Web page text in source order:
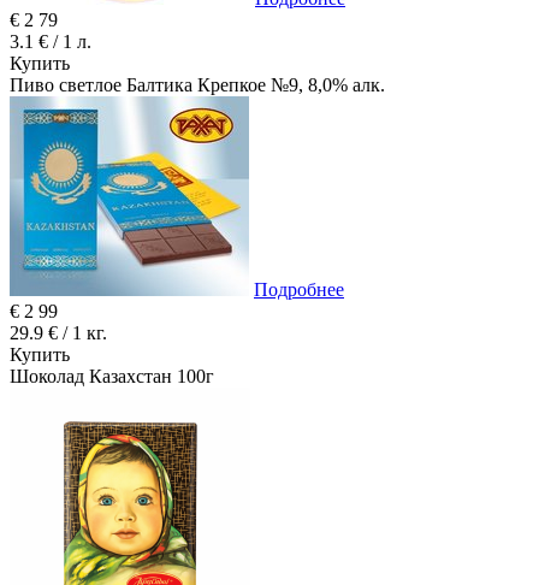
€ 2 79
3.1 € / 1 л.
Купить
Пиво светлое Балтика Крепкое №9, 8,0% алк.
Подробнее
€ 2 99
29.9 € / 1 кг.
Купить
Шоколад Казахстан 100г